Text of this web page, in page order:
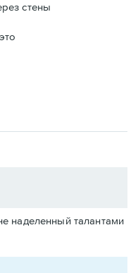
стены
наделенный талантами